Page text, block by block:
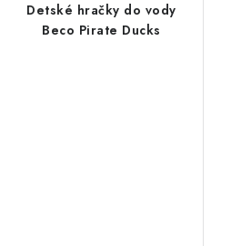
Detské hračky do vody
Beco Pirate Ducks